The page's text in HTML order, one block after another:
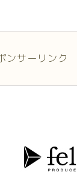
ンサーリンク